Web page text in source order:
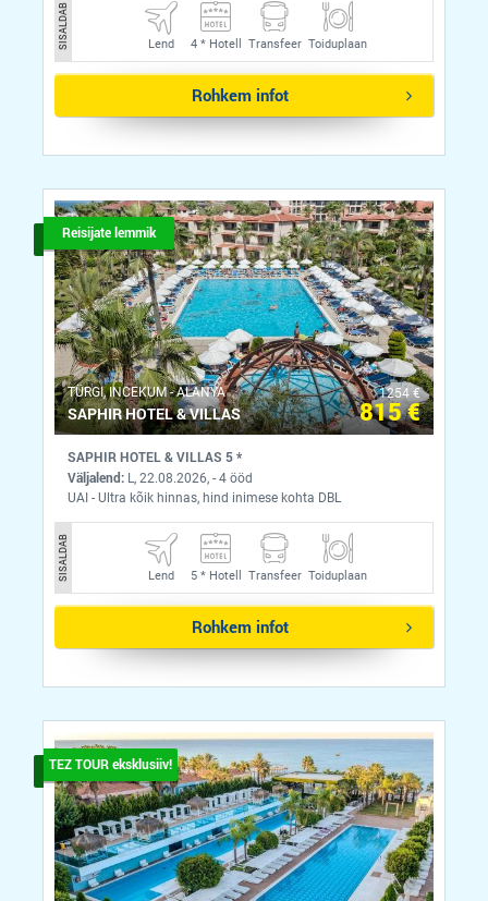
SISALDAB Lend 4 *Hotell Transfeer Toiduplaan
Rohkem infot
Reisijate lemmik
ТÜRGI, INCEKUM - ALANYA
SAPHIR HOTEL & VILLAS
1254 €
815 €
SAPHIR HOTEL & VILLAS 5 *
Väljalend: L, 22.08.2026, - 4 ööd
UAI - Ultra kõik hinnas, hind inimese kohta DBL
SISALDAB Lend 5 *Hotell Transfeer Toiduplaan
Rohkem infot
TEZ TOUR eksklusiiv!